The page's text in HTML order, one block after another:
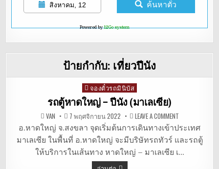
สิงหาคม, 12 ค้นหาตั๋ว
Powered by12Go system
ป้ายกำกับ: เที่ยวปีนัง
Posted
in
จองตั๋วรถมินิบัส
รถตู้หาดใหญ่ – ปีนัง (มาเลเซีย)
VAN 7 พฤศจิกายน 2022 LEAVE A COMMENTON
ตู้
หาดใหญ่
–
(มาเลเซีย)
อ.หาดใหญ่ จ.สงขลา จุดเริ่มต้นการเดินทางเข้าประเทศ
มาเลเซีย ในพื้นที่ อ.หาดใหญ่ จะมีบริษัทรถทัวร์ และรถตู้
ให้บริการในเส้นทาง หาดใหญ่ – มาเลเซีย เ…